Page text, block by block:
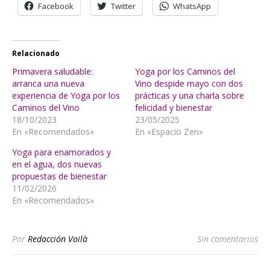
Facebook Twitter WhatsApp
Relacionado
Primavera saludable:
arranca una nueva
experiencia de Yoga por los
Caminos del Vino
18/10/2023
En «Recomendados»
Yoga por los Caminos del
Vino despide mayo con dos
prácticas y una charla sobre
felicidad y bienestar
23/05/2025
En «Espacio Zen»
Yoga para enamorados y
en el agua, dos nuevas
propuestas de bienestar
11/02/2026
En «Recomendados»
Por Redacción Voilà Sin comentarios